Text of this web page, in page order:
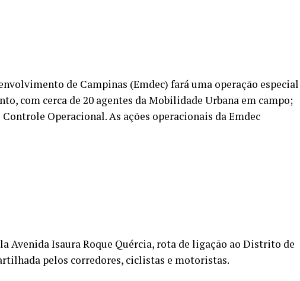
de Campinas (Emdec) fará uma operação especial
com cerca de 20 agentes da Mobilidade Urbana em campo;
Operacional. As ações operacionais da Emdec
Avenida Isaura Roque Quércia, rota de ligação ao Distrito de
pelos corredores, ciclistas e motoristas.